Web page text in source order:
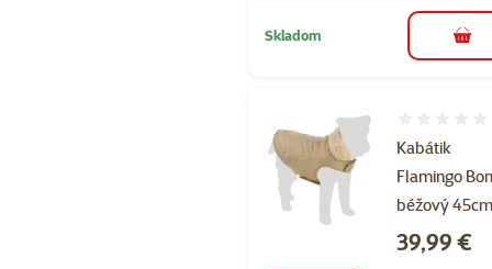
Skladom do
Kabátik
Flamingo
béžový
Cena
39,99 €